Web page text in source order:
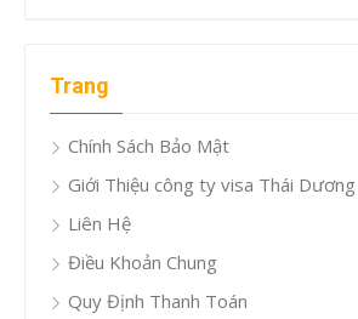
Trang
Chính Sách Bảo Mật
Giới Thiệu công ty visa Thái Dương
Liên Hệ
Điều Khoản Chung
Quy Định Thanh Toán